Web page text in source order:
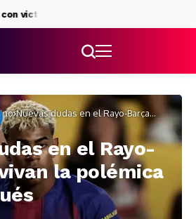
victoria
Nuevas dudas en el Rayo-Barça
reavivan la polémica días después
en el Rayo-
la polémica